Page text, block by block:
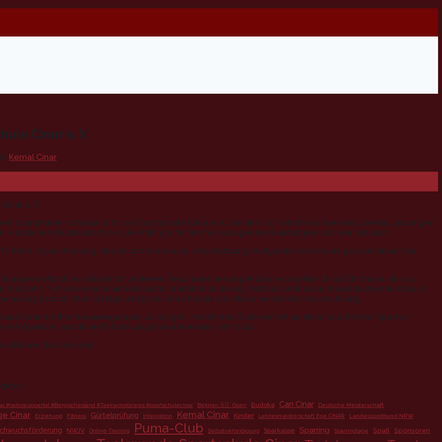
Cinar e. V.
Kemal Cinar
e. V.
triumphalen Höhepunkt für die Sportschule Cinar e. V., bei dem 22 Teilnehmer beeindruckende Leistungen
Glückwunsch an alle Prüflinge für ihre herausragenden Leistungen und ihren Einsatz!
Prüfer Ayhan Altindag, dessen professionelle Unterstützung maßgeblich zum reibungslosen Ablauf der
im Nachwuchsbereich verliehen. Besonders hervorgehoben wurde Nick Elias Söhrmann, der als
bei zehn Turnieren neunmal Gold und einmal Bronze errang, hebt sich mit seiner beeindruckenden Bilanz
außergewöhnlichen Erfolge und gratulieren herzlich zu dieser verdienten Auszeichnung.
Demir für ihre herausragenden Leistungen. Herzlichen Glückwunsch an diese talentierten Sportler,
sportliche Entwicklung im kommenden Jahr 2024.
🌐 [www.tkd-cinar.de]
#Bergischesland #Taekwondonews #sportschulecinar Belgien 🇧🇪 Open Budoka Can Cinar Deutsche Meisterschaft
Cinar Erziehung Fitness Gürtelprüfung Integration Kemal Cinar Kinder Landesmeisterschaft Ege CINAR Landessportbund NRW
NWJV Online-Training Puma-Club Selbstverteidigung Sparkasse Sparring Sparringtage Spaß Sponsoren